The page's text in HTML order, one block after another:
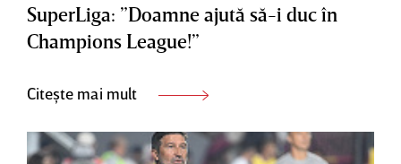
SuperLiga: ”Doamne ajută să-i duc în
Champions League!”
Citește mai mult